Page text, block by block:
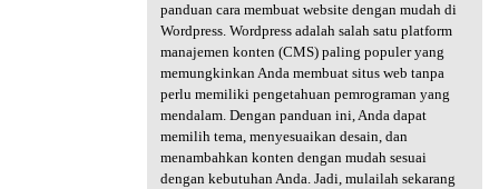
panduan cara membuat website dengan mudah di
Wordpress. Wordpress adalah salah satu platform
manajemen konten (CMS) paling populer yang
memungkinkan Anda membuat situs web tanpa
perlu memiliki pengetahuan pemrograman yang
mendalam. Dengan panduan ini, Anda dapat
memilih tema, menyesuaikan desain, dan
menambahkan konten dengan mudah sesuai
dengan kebutuhan Anda. Jadi, mulailah sekarang